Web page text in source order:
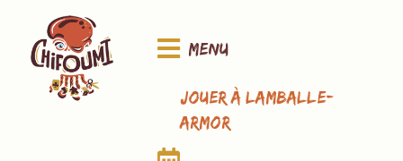
Menu
Jouer à Lamballe-
Armor